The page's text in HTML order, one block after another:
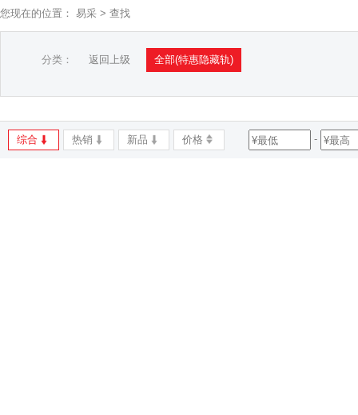
您现在的位置： 易采 > 查找
分类： 返回上级 全部(特惠隐藏轨)
综合 热销 新品 价格 -